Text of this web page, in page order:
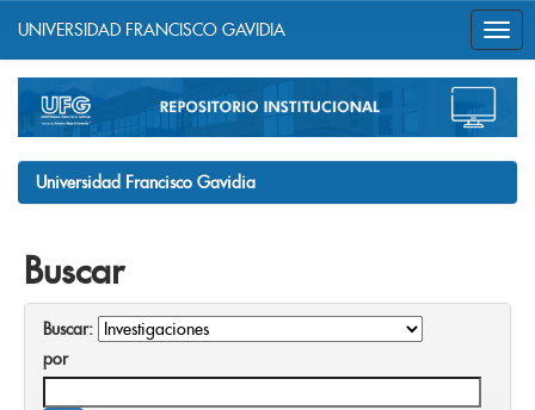
navigation
UNIVERSIDAD FRANCISCO GAVIDIA
Universidad Francisco Gavidia
Buscar
Buscar:
por